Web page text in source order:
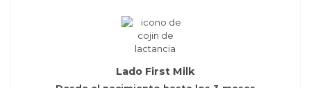
Lado First Milk